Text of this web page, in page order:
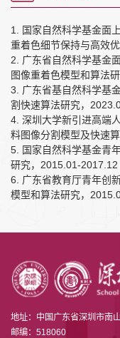
1. 国家自然科学基金面
重着色细节保持与高效
2. 广东省自然科学基金
图像重着色模型和算法
3. 广东省基自然科学基
割快速算法研究，
4. 深圳大学新引进高端
料图像分割模型及快速
5. 国家自然科学基金青
研究，2015.01-2017.12
6. 广东省教育厅青年创
模型和算法研究，
地址：中国广东省深圳市南
邮编：518060